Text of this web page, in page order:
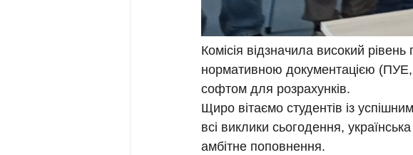
Комісія відзначила високий
нормативною документацією (ПУЕ,
софтом для розрахунків.
Щиро вітаємо студентів із
всі виклики сьогодення,
амбітне поповнення.